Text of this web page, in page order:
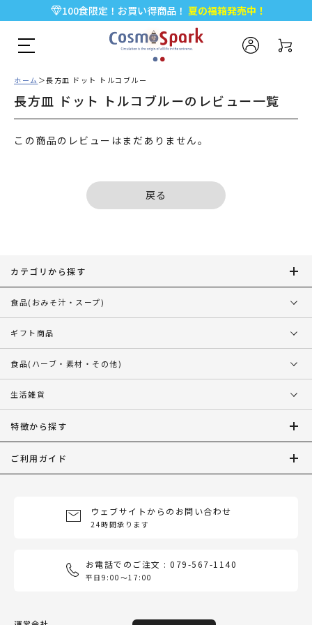
100食限定！お買い得商品！ 夏の福箱発売中！
5,000円以上のお買い物で全国一律送料無料♪
新規会員登録で今すぐ使える500ポイント プレゼント！
ホーム 長方皿 ドット トルコブルー
長方皿 ドット トルコブルーのレビュー一覧
この商品のレビューはまだありません。
戻る
カテゴリから探す
食品(おみそ汁・スープ)
ギフト商品
食品(ハーブ・素材・その他)
生活雑貨
特徴から探す
ご利用ガイド
ウェブサイトからのお問い合わせ
24時間承ります
お電話でのご注文 : 079-567-1140
平日9:00〜17:00